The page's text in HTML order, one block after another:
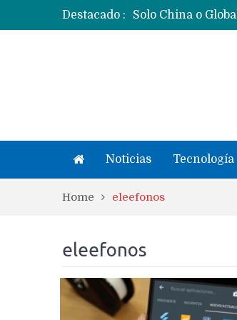
Destacado :
Noticias Tecnología
Home eleefonos
eleefonos